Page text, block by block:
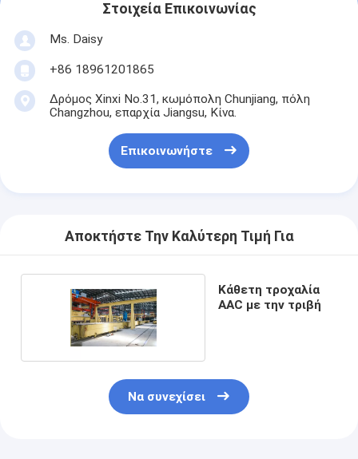
Στοιχεία Επικοινωνίας
Ms. Daisy
+86 18961201865
Δρόμος Xinxi No.31, κωμόπολη Chunjiang, πόλη
Changzhou, επαρχία Jiangsu, Κίνα.
Επικοινωνήστε
Αποκτήστε Την Καλύτερη Τιμή Για
Κάθετη τροχαλία
AAC με την τριβή
Να συνεχίσει